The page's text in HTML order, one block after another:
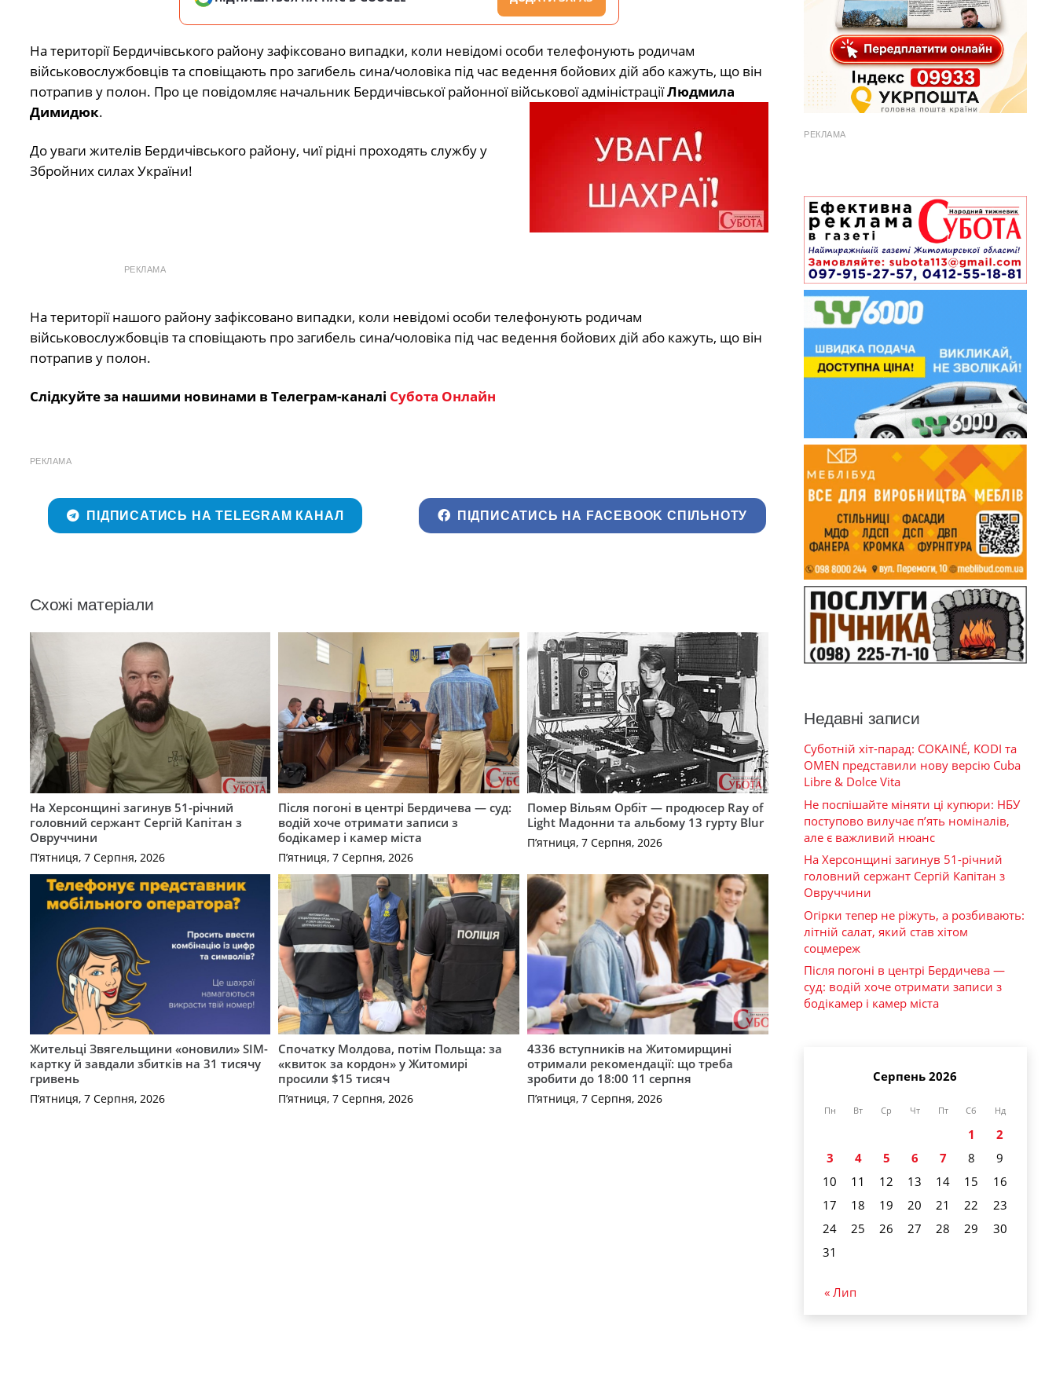
На території Бердичівського району зафіксовано випадки, коли невідомі особи телефонують родичам
військовослужбовців та сповіщають про загибель сина/чоловіка під час ведення бойових дій або кажуть, що він
потрапив у полон. Про це повідомляє начальник Бердичівської районної військової адміністраціїЛюдмила
Димидюк.
До уваги жителів Бердичівського району, чиї рідні проходять службу у
Збройних силах України!
РЕКЛАМА
На території нашого району зафіксовано випадки, коли невідомі особи телефонують родичам
військовослужбовців та сповіщають про загибель сина/чоловіка під час ведення бойових дій або кажуть, що він
потрапив у полон.
Слідкуйте за нашими новинами в Телеграм-каналі Субота Онлайн
РЕКЛАМА
ПІДПИСАТИСЬ НА TELEGRAM КАНАЛ ПІДПИСАТИСЬ НА FACEBOOK СПІЛЬНОТУ
Схожі матеріали
На Херсонщині загинув 51-річний
головний сержант Сергій Капітан з
Овруччини
П’ятниця, 7 Серпня, 2026
Після погоні в центрі Бердичева — суд:
водій хоче отримати записи з
бодікамер і камер міста
П’ятниця, 7 Серпня, 2026
Помер Вільям Орбіт — продюсер Ray of
Light Мадонни та альбому 13 гурту Blur
П’ятниця, 7 Серпня, 2026
Жительці Звягельщини «оновили» SIM-
картку й завдали збитків на 31 тисячу
гривень
П’ятниця, 7 Серпня, 2026
Спочатку Молдова, потім Польща: за
«квиток за кордон» у Житомирі
просили $15 тисяч
П’ятниця, 7 Серпня, 2026
4336 вступників на Житомирщині
отримали рекомендації: що треба
зробити до 18:00 11 серпня
П’ятниця, 7 Серпня, 2026
РЕКЛАМА
Недавні записи
Суботній хіт-парад: COKAINÉ, KODI та
OMEN представили нову версію Cuba
Libre & Dolce Vita
Не поспішайте міняти ці купюри: НБУ
поступово вилучає п’ять номіналів,
але є важливий нюанс
На Херсонщині загинув 51-річний
головний сержант Сергій Капітан з
Овруччини
Огірки тепер не ріжуть, а розбивають:
літній салат, який став хітом
соцмереж
Після погоні в центрі Бердичева —
суд: водій хоче отримати записи з
бодікамер і камер міста
Серпень 2026
Пн Вт Ср Чт Пт Сб Нд
1
2
3
4 5 6 7 8
9
10
11 12 13 14 15
16
17
18 19 20 21 22
23
24
25 26 27 28 29
30
31
« Лип